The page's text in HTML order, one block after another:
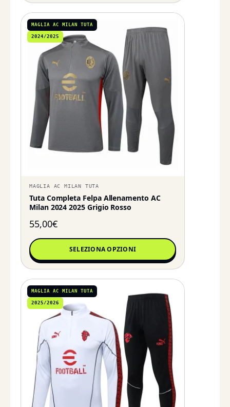
MAGLIA AC MILAN TUTA
2024/2025
MAGLIA AC MILAN TUTA
Tuta Completa Felpa Allenamento AC
Milan 2024 2025 Grigio Rosso
55,00€
SELEZIONA OPZIONI
MAGLIA AC MILAN TUTA
2025/2026